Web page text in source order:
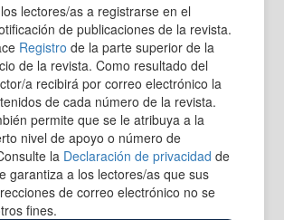
lectores/as a registrarse en el
de publicaciones de la revista.
Registro de la parte superior de la
de la revista. Como resultado del
a recibirá por correo electrónico la
de cada número de la revista.
permite que se le atribuya a la
nivel de apoyo o número de
la Declaración de privacidad de
garantiza a los lectores/as que sus
de correo electrónico no se
fines.